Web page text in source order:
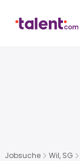
Jobsuche Wil, SG